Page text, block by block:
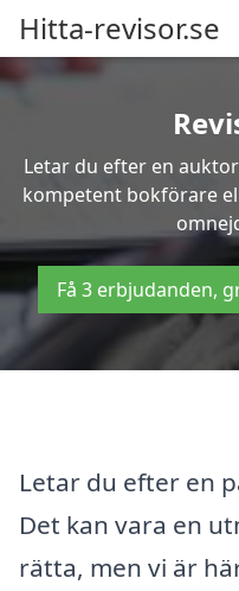
Hitta-revisor.se
Letar du efter en
kompetent bokförare
Få 3 erbjudanden,
Letar du efter en
Det kan vara en
rätta, men vi är